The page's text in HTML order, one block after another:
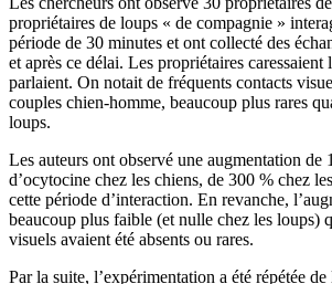
propriétaires de loups « de compagnie »
période de 30 minutes et ont collecté des
et après ce délai. Les propriétaires
parlaient. On notait de fréquents contacts
couples chien-homme, beaucoup plus rares
loups.
Les auteurs ont observé une augmentation de
d’ocytocine chez les chiens, de 300 % chez
cette période d’interaction. En revanche,
beaucoup plus faible (et nulle chez les loups)
visuels avaient été absents ou rares.
Par la suite, l’expérimentation a été répétée